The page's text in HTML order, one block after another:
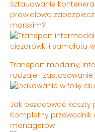
Sztauowanie
prawidłowo
morskim?
Transport modalny,
rodzaje i
Jak oszacować
Kompletny
managerów